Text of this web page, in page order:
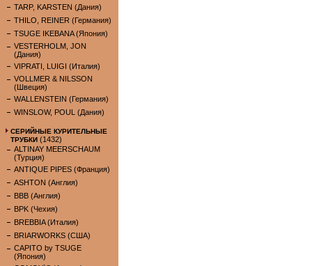
TARP, KARSTEN (Дания)
THILO, REINER (Германия)
TSUGE IKEBANA (Япония)
VESTERHOLM, JON
(Дания)
VIPRATI, LUIGI (Италия)
VOLLMER & NILSSON
(Швеция)
WALLENSTEIN (Германия)
WINSLOW, POUL (Дания)
СЕРИЙНЫЕ КУРИТЕЛЬНЫЕ
ТРУБКИ (1432)
ALTINAY MEERSCHAUM
(Турция)
ANTIQUE PIPES (Франция)
ASHTON (Англия)
BBB (Англия)
BPK (Чехия)
BREBBIA (Италия)
BRIARWORKS (США)
CAPITO by TSUGE
(Япония)